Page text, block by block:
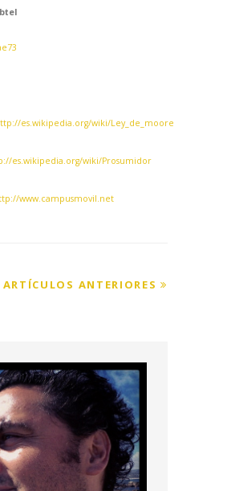
es.wikipedia.org/wiki/Ley_de_moore
es.wikipedia.org/wiki/Prosumidor
www.campusmovil.net
ARTÍCULOS ANTERIORES